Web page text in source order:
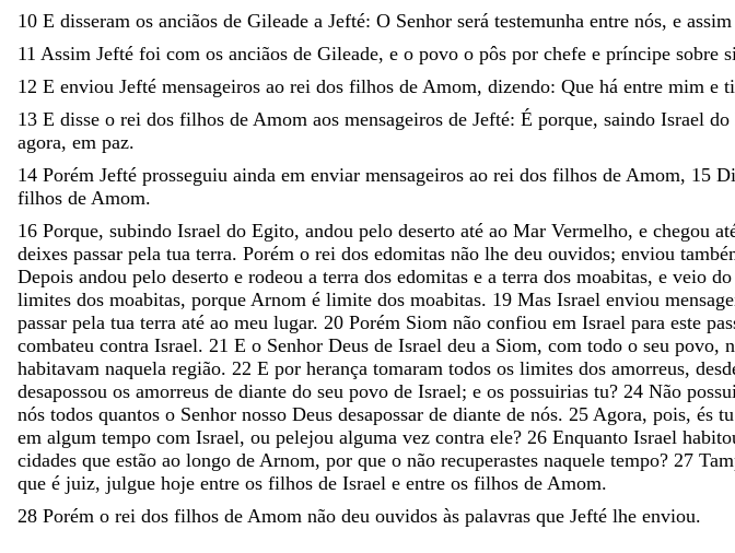
10 E disseram os anciãos de Gileade a Jefté: O Senhor será testemunha entre nós, e assim
11 Assim Jefté foi com os anciãos de Gileade, e o povo o pôs por chefe e príncipe sobre si
12 E enviou Jefté mensageiros ao rei dos filhos de Amom, dizendo: Que há entre mim e ti
13 E disse o rei dos filhos de Amom aos mensageiros de Jefté: É porque, saindo Israel do
agora, em paz.
14 Porém Jefté prosseguiu ainda em enviar mensageiros ao rei dos filhos de Amom, 15
filhos de Amom.
16 Porque, subindo Israel do Egito, andou pelo deserto até ao Mar Vermelho, e chegou
deixes passar pela tua terra. Porém o rei dos edomitas não lhe deu ouvidos; enviou
Depois andou pelo deserto e rodeou a terra dos edomitas e a terra dos moabitas, e veio do
limites dos moabitas, porque Arnom é limite dos moabitas. 19 Mas Israel enviou
passar pela tua terra até ao meu lugar. 20 Porém Siom não confiou em Israel para este
combateu contra Israel. 21 E o Senhor Deus de Israel deu a Siom, com todo o seu povo,
habitavam naquela região. 22 E por herança tomaram todos os limites dos amorreus,
desapossou os amorreus de diante do seu povo de Israel; e os possuirias tu? 24 Não
nós todos quantos o Senhor nosso Deus desapossar de diante de nós. 25 Agora, pois, és tu
em algum tempo com Israel, ou pelejou alguma vez contra ele? 26 Enquanto Israel
cidades que estão ao longo de Arnom, por que o não recuperastes naquele tempo? 27
que é juiz, julgue hoje entre os filhos de Israel e entre os filhos de Amom.
28 Porém o rei dos filhos de Amom não deu ouvidos às palavras que Jefté lhe enviou.